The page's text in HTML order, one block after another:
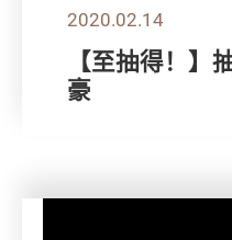
2020.02.14
【至抽得！】
豪